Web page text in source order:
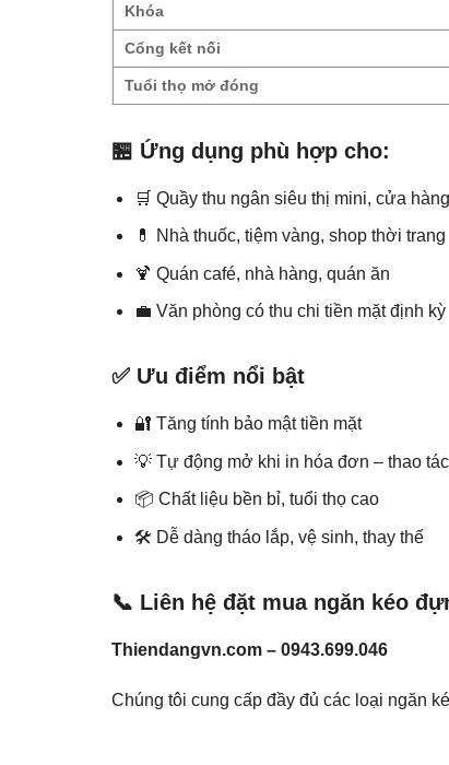
Khóa
Cổng kết nối
Tuổi thọ mở đóng
🏪 Ứng dụng phù hợp cho:
🛒 Quầy thu ngân siêu thị mini, cửa
💊 Nhà thuốc, tiệm vàng, shop thời trang
🍹 Quán café, nhà hàng, quán ăn
💼 Văn phòng có thu chi tiền mặt định kỳ
✅ Ưu điểm nổi bật
🔐 Tăng tính bảo mật tiền mặt
💡 Tự động mở khi in hóa đơn – thao
📦 Chất liệu bền bỉ, tuổi thọ cao
🛠️ Dễ dàng tháo lắp, vệ sinh, thay thế
📞 Liên hệ đặt mua ngăn kéo
Thiendangvn.com – 0943.699.046
Chúng tôi cung cấp đầy đủ các loại ngăn